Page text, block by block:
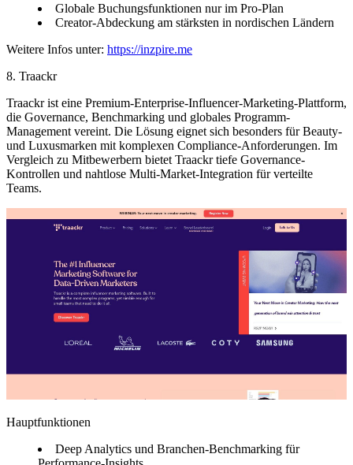
Globale Buchungsfunktionen nur im Pro-Plan
Creator-Abdeckung am stärksten in nordischen Ländern
Weitere Infos unter: https://inzpire.me
8. Traackr
Traackr ist eine Premium-Enterprise-Influencer-Marketing-Plattform,
die Governance, Benchmarking und globales Programm-
Management vereint. Die Lösung eignet sich besonders für Beauty-
und Luxusmarken mit komplexen Compliance-Anforderungen. Im
Vergleich zu Mitbewerbern bietet Traackr tiefe Governance-
Kontrollen und nahtlose Multi-Market-Integration für verteilte
Teams.
Hauptfunktionen
Deep Analytics und Branchen-Benchmarking für